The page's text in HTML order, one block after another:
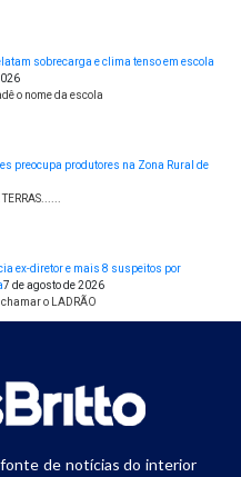
sobrecarga e clima tenso em escola
o nome da escola
preocupa produtores na Zona Rural de
ex-diretor e mais 8 suspeitos por
7 de agosto de 2026
o LADRÃO
de notícias do interior